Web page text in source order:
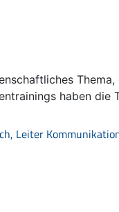
haben die
Leiter